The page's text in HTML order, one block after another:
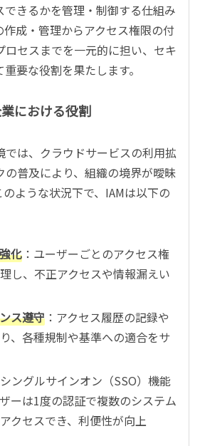
できるかを管理・制御する仕組み
作成・管理からアクセス権限の付
ロセスまでを一元的に担い、セキ
要な役割を果たします。
における役割
では、クラウドサービスの利用拡
の普及により、組織の境界が曖昧
ような状況下で、IAMは以下の
化 ：ユーザーごとのアクセス権
し、不正アクセスや情報漏えい
ス遵守 ：アクセス履歴の記録や
、各種規制や基準への適合をサ
シングルサインオン（SSO）機能
ーは1度の認証で複数のシステム
クセスでき、利便性が向上